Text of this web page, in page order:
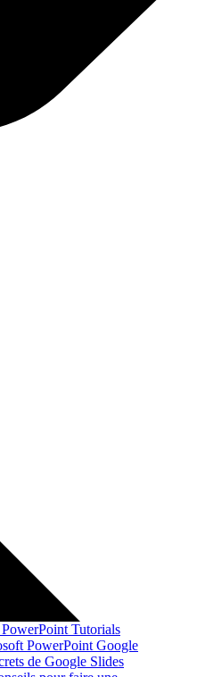
PowerPoint Tutorials
PowerPoint Google
de Google Slides